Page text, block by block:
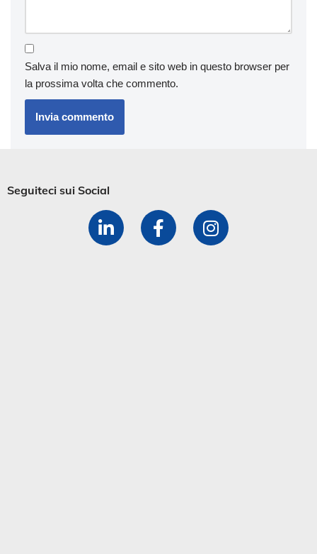
Salva il mio nome, email e sito web in questo browser per
la prossima volta che commento.
Seguiteci sui Social​